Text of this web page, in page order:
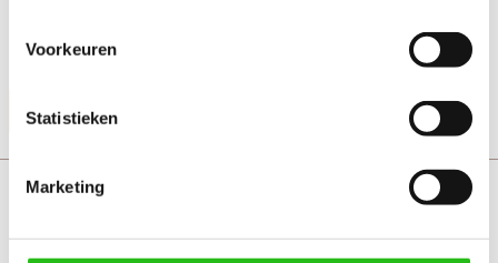
Voorkeuren
Statistieken
Marketing
+ Geschikt voor alle standaard loopsloten en binnendeuren
Svedex World met sleutelrozet